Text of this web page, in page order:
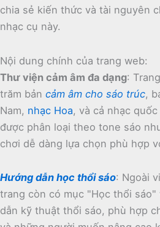
chia sẻ kiến thức và tài nguyên
nhạc cụ này.
Nội dung chính của trang web:
Thư viện cảm âm đa dạng:
trăm bản cảm âm cho sáo trúc,
Nam, nhạc Hoa, và cả nhạc quốc
được phân loại theo tone sáo
chơi dễ dàng lựa chọn phù hợp
Hướng dẫn học thổi sáo: Ngoài
trang còn có mục "Học thổi
dẫn kỹ thuật thổi sáo, phù hợp